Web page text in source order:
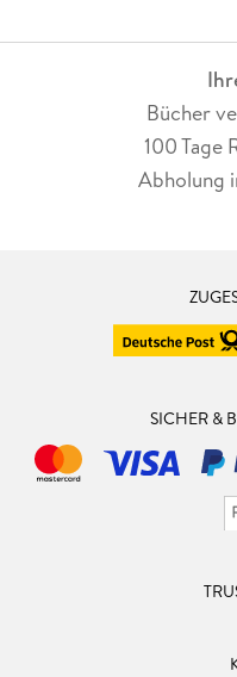
Bücher
100 Tage
Abholung
SICHER &